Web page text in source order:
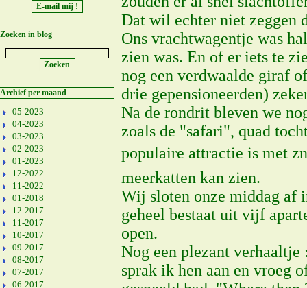
Zoeken in blog
Archief per maand
05-2023
04-2023
03-2023
02-2023
01-2023
12-2022
11-2022
01-2018
12-2017
11-2017
10-2017
09-2017
08-2017
07-2017
06-2017
Dat wil echter niet
Ons vrachtwagentje was
zien was. En of er iets te
nog een verdwaalde giraf
drie gepensioneerden)
Na de rondrit bleven we
zoals de "safari", quad
populaire attractie is met
meerkatten kan zien.
Wij sloten onze middag af
geheel bestaat uit vijf
open.
Nog een plezant verhaaltje
sprak ik hen aan en vroeg